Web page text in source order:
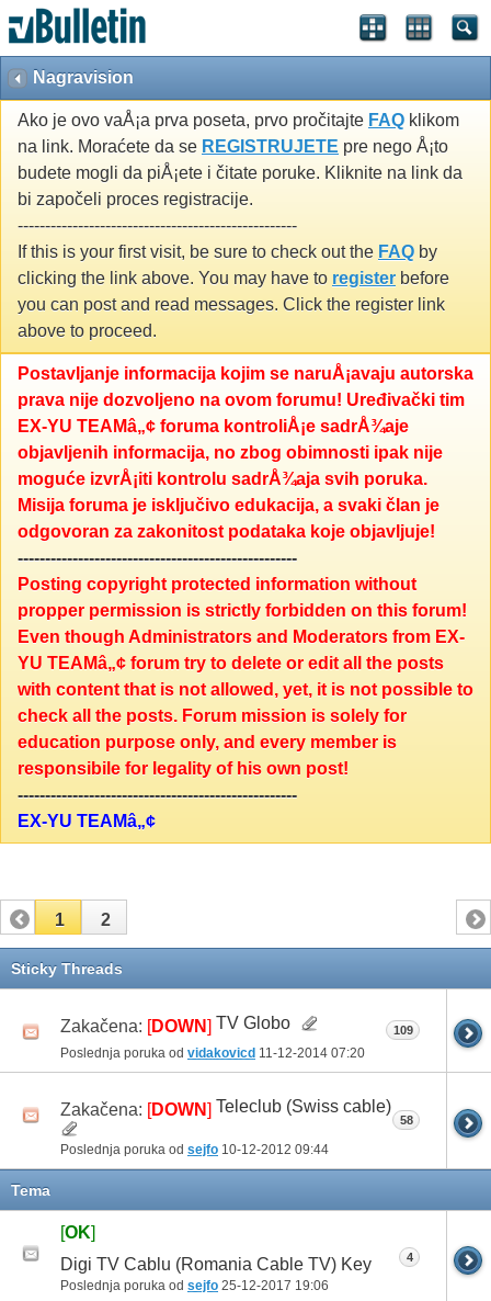
Nagravision
Ako je ovo vaÅ¡a prva poseta, prvo pročitajte FAQ klikom
na link. Moraćete da se REGISTRUJETE pre nego Å¡to
budete mogli da piÅ¡ete i čitate poruke. Kliknite na link da
bi započeli proces registracije.
---------------------------------------------------
If this is your first visit, be sure to check out the FAQ by
clicking the link above. You may have to register before
you can post and read messages. Click the register link
above to proceed.
Postavljanje informacija kojim se naruÅ¡avaju autorska
prava nije dozvoljeno na ovom forumu! Uređivački tim
EX-YU TEAMâ„¢ foruma kontroliÅ¡e sadrÅ¾aje
objavljenih informacija, no zbog obimnosti ipak nije
moguće izvrÅ¡iti kontrolu sadrÅ¾aja svih poruka.
Misija foruma je isključivo edukacija, a svaki član je
odgovoran za zakonitost podataka koje objavljuje!
---------------------------------------------------
Posting copyright protected information without
propper permission is strictly forbidden on this forum!
Even though Administrators and Moderators from EX-
YU TEAMâ„¢ forum try to delete or edit all the posts
with content that is not allowed, yet, it is not possible to
check all the posts. Forum mission is solely for
education purpose only, and every member is
responsibile for legality of his own post!
---------------------------------------------------
EX-YU TEAMâ„¢
1 2
Sticky Threads
Zakačena: [DOWN] TV Globo
Poslednja poruka od vidakovicd 11-12-2014 07:20
109
Zakačena: [DOWN] Teleclub (Swiss cable)
Poslednja poruka od sejfo 10-12-2012 09:44
58
Tema
[OK]
Digi TV Cablu (Romania Cable TV) Key
Poslednja poruka od sejfo 25-12-2017 19:06
4